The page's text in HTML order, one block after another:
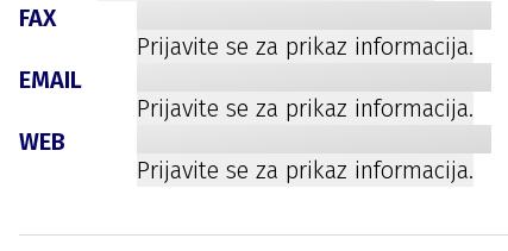
FAX
Prijavite se za prikaz informacija.
EMAIL
Prijavite se za prikaz informacija.
WEB
Prijavite se za prikaz informacija.